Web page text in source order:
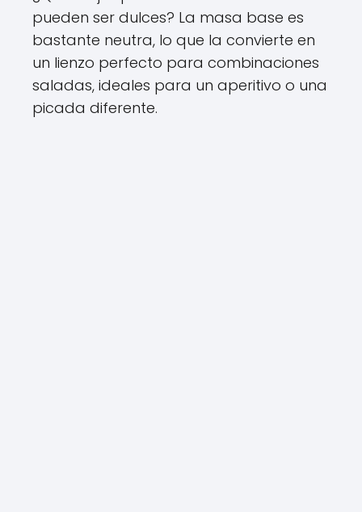
pueden ser dulces? La masa base es
bastante neutra, lo que la convierte en
un lienzo perfecto para combinaciones
saladas, ideales para un aperitivo o una
picada diferente.